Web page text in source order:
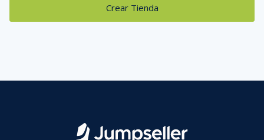
Crear Tienda